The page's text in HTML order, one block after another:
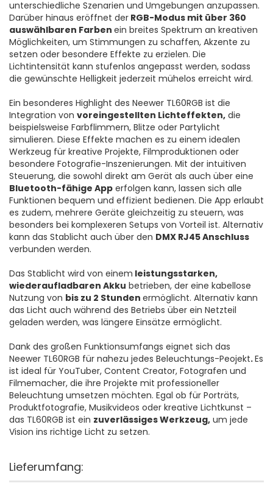
unterschiedliche Szenarien und Umgebungen anzupassen.
Darüber hinaus eröffnet der RGB-Modus mit über 360
auswählbaren Farben ein breites Spektrum an kreativen
Möglichkeiten, um Stimmungen zu schaffen, Akzente zu
setzen oder besondere Effekte zu erzielen. Die
Lichtintensität kann stufenlos angepasst werden, sodass
die gewünschte Helligkeit jederzeit mühelos erreicht wird.
Ein besonderes Highlight des Neewer TL60RGB ist die
Integration von voreingestellten Lichteffekten, die
beispielsweise Farbflimmern, Blitze oder Partylicht
simulieren. Diese Effekte machen es zu einem idealen
Werkzeug für kreative Projekte, Filmproduktionen oder
besondere Fotografie-Inszenierungen. Mit der intuitiven
Steuerung, die sowohl direkt am Gerät als auch über eine
Bluetooth-fähige App erfolgen kann, lassen sich alle
Funktionen bequem und effizient bedienen. Die App erlaubt
es zudem, mehrere Geräte gleichzeitig zu steuern, was
besonders bei komplexeren Setups von Vorteil ist. Alternativ
kann das Stablicht auch über den DMX RJ45 Anschluss
verbunden werden.
Das Stablicht wird von einem leistungsstarken,
wiederaufladbaren Akku betrieben, der eine kabellose
Nutzung von bis zu 2 Stunden ermöglicht. Alternativ kann
das Licht auch während des Betriebs über ein Netzteil
geladen werden, was längere Einsätze ermöglicht.
Dank des großen Funktionsumfangs eignet sich das
Neewer TL60RGB für nahezu jedes Beleuchtungs-Peojekt.Es
ist ideal für YouTuber, Content Creator, Fotografen und
Filmemacher, die ihre Projekte mit professioneller
Beleuchtung umsetzen möchten. Egal ob für Porträts,
Produktfotografie, Musikvideos oder kreative Lichtkunst –
das TL60RGB ist ein zuverlässiges Werkzeug, um jede
Vision ins richtige Licht zu setzen.
Lieferumfang: